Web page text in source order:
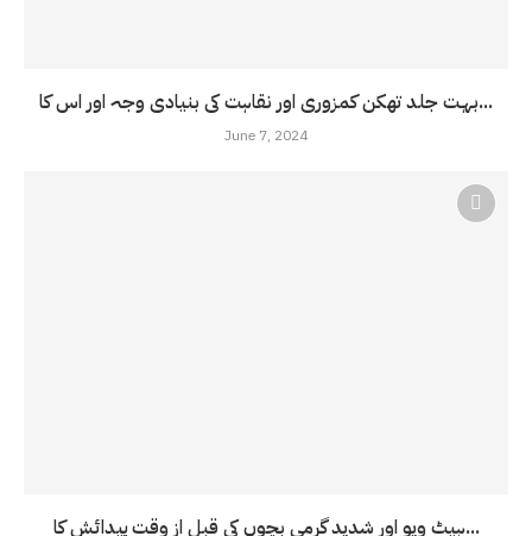
بہت جلد تھکن کمزوری اور نقاہت کی بنیادی وجہ اور اس کا...
June 7, 2024
ہیٹ ویو اور شدید گرمی بچوں کی قبل از وقت پیدائش کا...